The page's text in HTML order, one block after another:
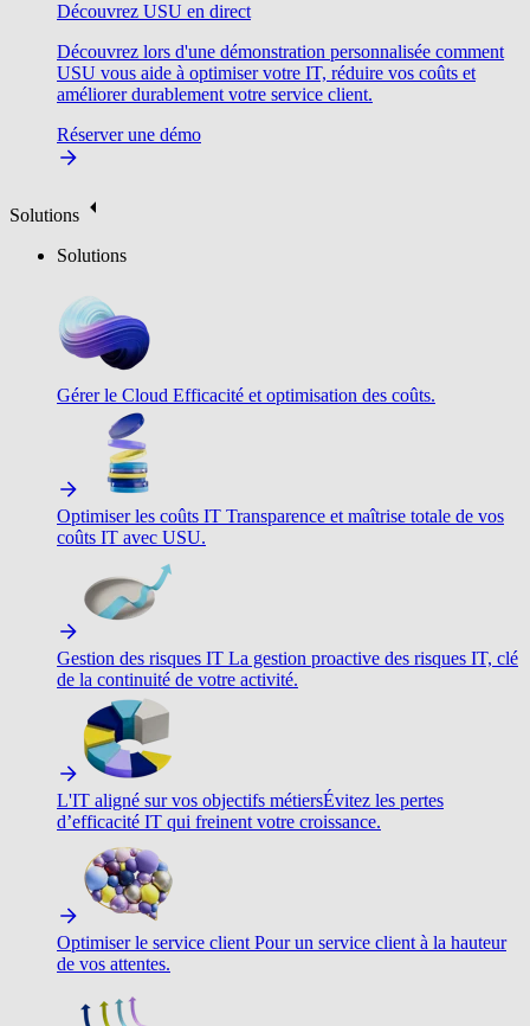
Découvrez USU en direct
Découvrez lors d'une démonstration personnalisée comment
USU vous aide à optimiser votre IT, réduire vos coûts et
améliorer durablement votre service client.
Réserver une démo
Solutions
Solutions
Gérer le Cloud Efficacité et optimisation des coûts.
Optimiser les coûts IT Transparence et maîtrise totale de vos
coûts IT avec USU.
Gestion des risques IT La gestion proactive des risques IT, clé
de la continuité de votre activité.
L'IT aligné sur vos objectifs métiersÉvitez les pertes
d’efficacité IT qui freinent votre croissance.
Optimiser le service client Pour un service client à la hauteur
de vos attentes.